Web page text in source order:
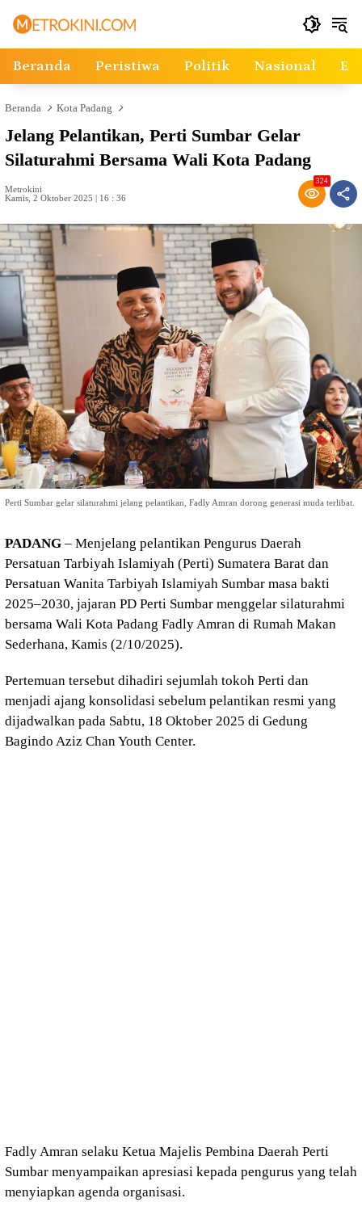
Beranda Peristiwa Politik Nasional
Beranda Kota Padang
Jelang Pelantikan, Perti Sumbar Gelar
Silaturahmi Bersama Wali Kota Padang
Metrokini
Kamis, 2 Oktober 2025 | 16 : 36
324
Perti Sumbar gelar silaturahmi jelang pelantikan, Fadly Amran dorong generasi muda terlibat.
PADANG – Menjelang pelantikan Pengurus Daerah
Persatuan Tarbiyah Islamiyah (Perti) Sumatera Barat dan
Persatuan Wanita Tarbiyah Islamiyah Sumbar masa bakti
2025–2030, jajaran PD Perti Sumbar menggelar silaturahmi
bersama Wali Kota Padang Fadly Amran di Rumah Makan
Sederhana, Kamis (2/10/2025).
Pertemuan tersebut dihadiri sejumlah tokoh Perti dan
menjadi ajang konsolidasi sebelum pelantikan resmi yang
dijadwalkan pada Sabtu, 18 Oktober 2025 di Gedung
Bagindo Aziz Chan Youth Center.
Fadly Amran selaku Ketua Majelis Pembina Daerah Perti
Sumbar menyampaikan apresiasi kepada pengurus yang telah
menyiapkan agenda organisasi.